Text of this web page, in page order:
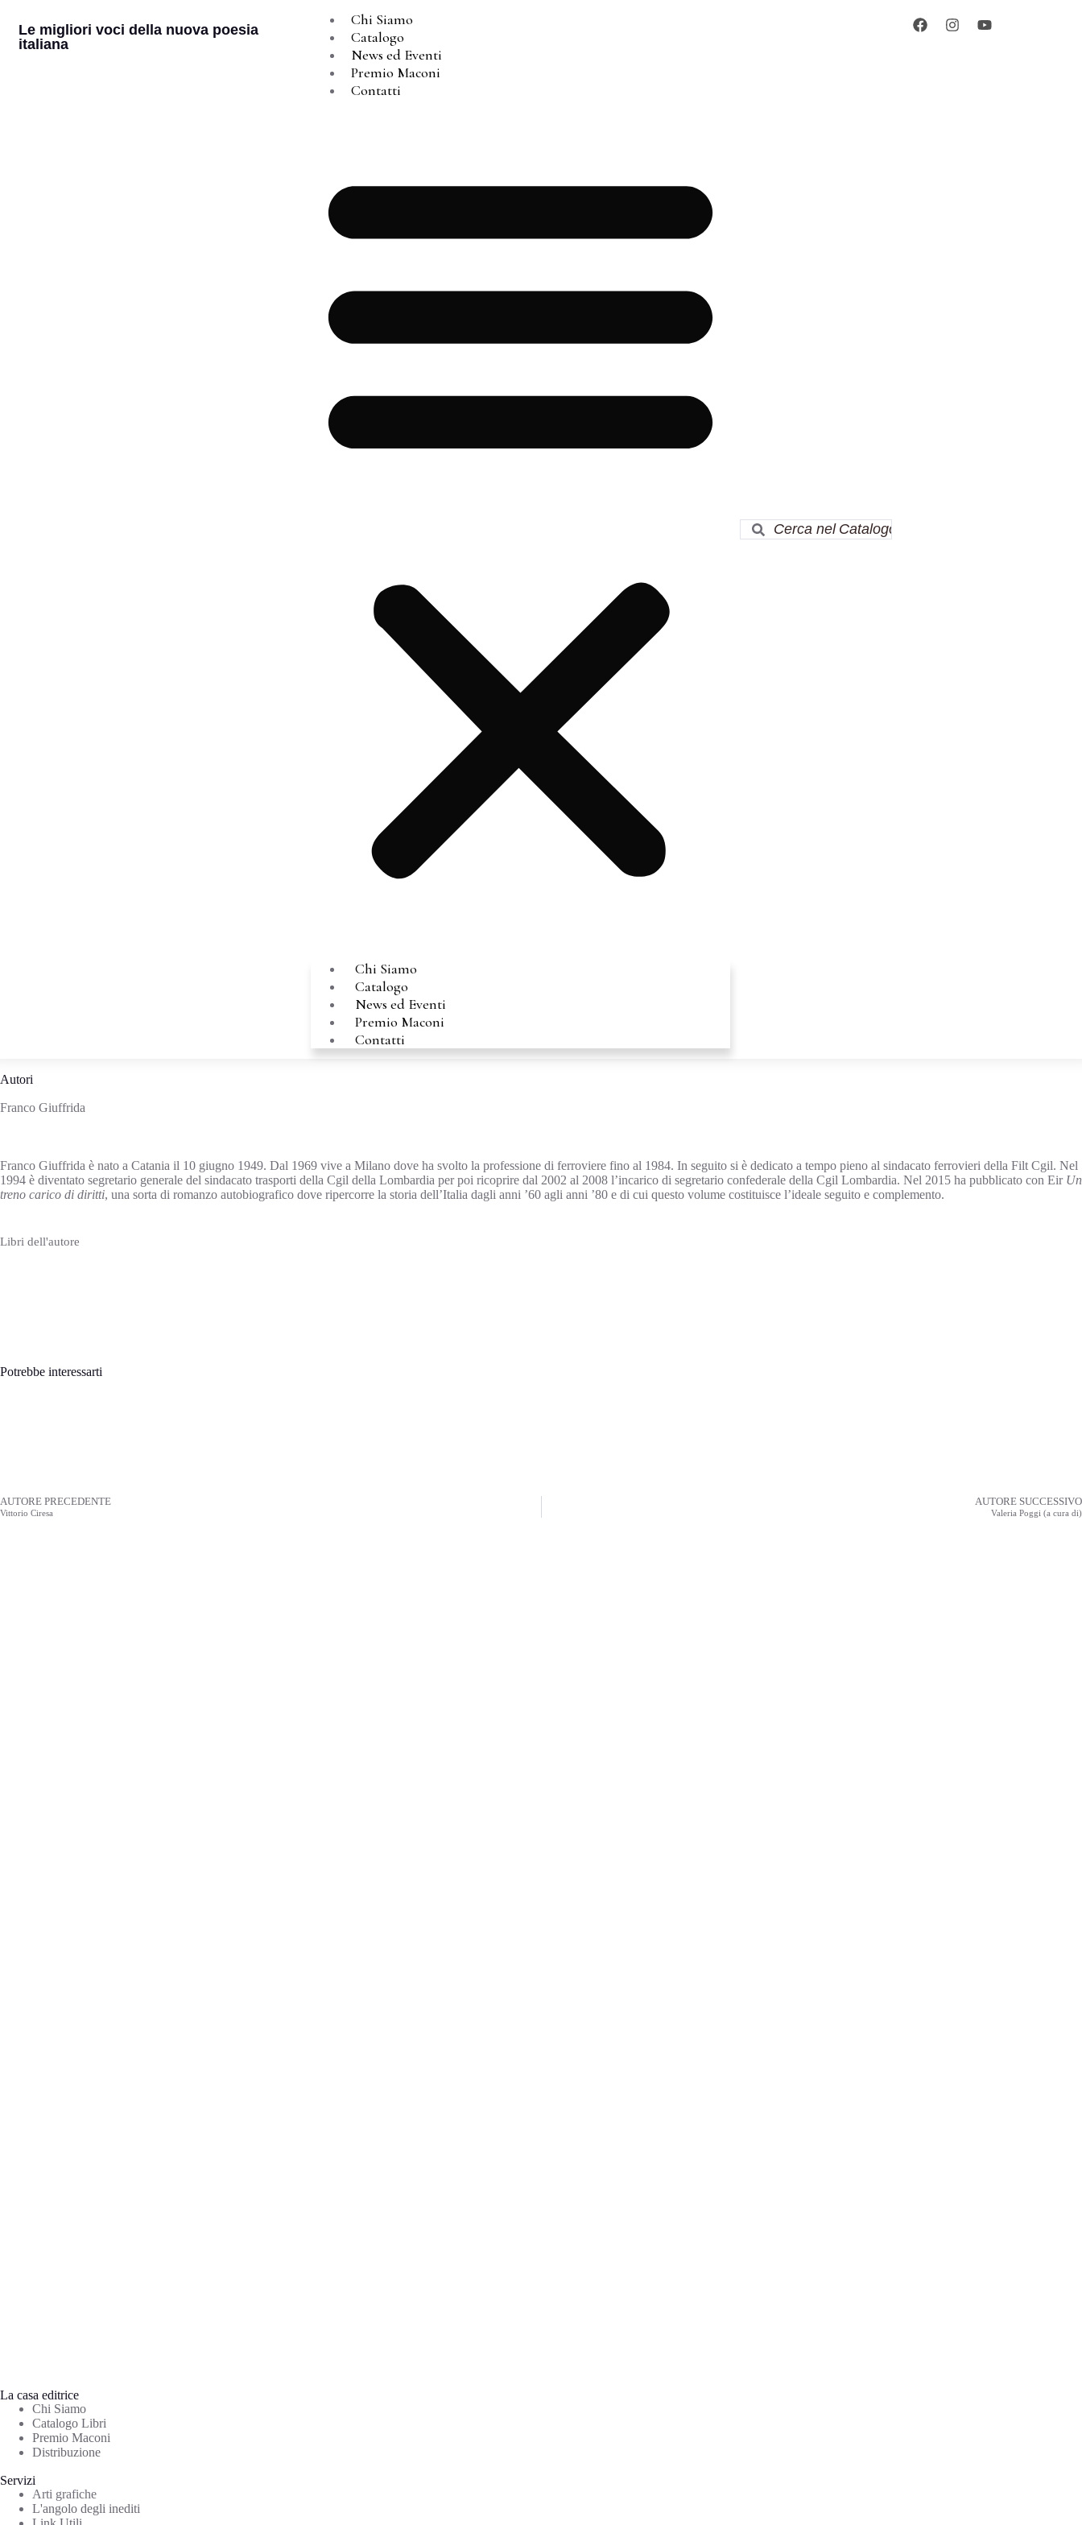
Le migliori voci della nuova poesia
italiana
Chi Siamo
Catalogo
News ed Eventi
Premio Maconi
Contatti
Chi Siamo
Catalogo
News ed Eventi
Premio Maconi
Contatti
Autori
Franco Giuffrida
Franco Giuffrida è nato a Catania il 10 giugno 1949. Dal 1969 vive a Milano dove ha svolto la professione di ferroviere fino al 1984. In seguito si è dedicato a tempo pieno al sindacato ferrovieri della Filt Cgil. Nel
1994 è diventato segretario generale del sindacato trasporti della Cgil della Lombardia per poi ricoprire dal 2002 al 2008 l’incarico di segretario confederale della Cgil Lombardia. Nel 2015 ha pubblicato con Eir Un
treno carico di diritti, una sorta di romanzo autobiografico dove ripercorre la storia dell’Italia dagli anni ’60 agli anni ’80 e di cui questo volume costituisce l’ideale seguito e complemento.
Libri dell'autore
Potrebbe interessarti
AUTORE PRECEDENTE
Vittorio Ciresa
AUTORE SUCCESSIVO
Valeria Poggi (a cura di)
La casa editrice
Chi Siamo
Catalogo Libri
Premio Maconi
Distribuzione
Servizi
Arti grafiche
L'angolo degli inediti